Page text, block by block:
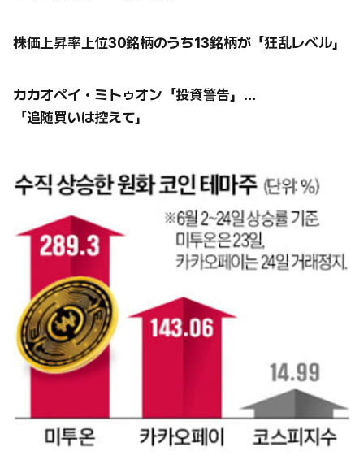
株価上昇率上位30銘柄のうち13銘柄が「狂乱レベル」
カカオペイ・ミトゥオン「投資警告」…
「追随買いは控えて」